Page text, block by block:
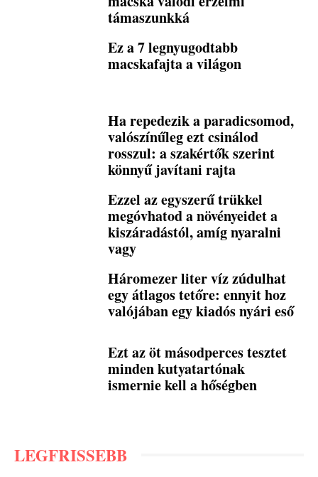
támaszunkká
Ez a 7 legnyugodtabb
macskafajta a világon
Ha repedezik a paradicsomod,
valószínűleg ezt csinálod
rosszul: a szakértők szerint
könnyű javítani rajta
Ezzel az egyszerű trükkel
megóvhatod a növényeidet a
kiszáradástól, amíg nyaralni
vagy
Háromezer liter víz zúdulhat
egy átlagos tetőre: ennyit hoz
valójában egy kiadós nyári eső
Ezt az öt másodperces tesztet
minden kutyatartónak
ismernie kell a hőségben
LEGFRISSEBB